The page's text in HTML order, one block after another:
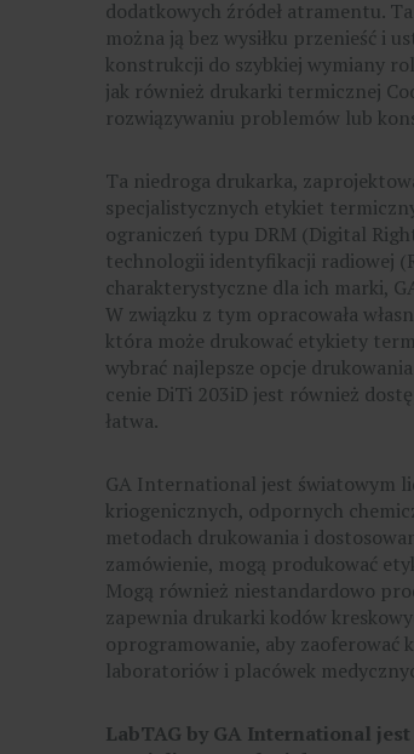
dodatkowych źródeł atramentu.
można ją bez wysiłku przenieść i
konstrukcji do szybkiej wymiany
jak również drukarki termicznej
rozwiązywaniu problemów lub
Ta niedroga drukarka,
specjalistycznych etykiet
ograniczeń typu DRM (Digital
technologii identyfikacji radiowej
charakterystyczne dla ich marki,
W związku z tym opracowała
która może drukować etykiety
wybrać najlepsze opcje
cenie DiTi 203iD jest również
łatwa.
GA International jest światowym
kriogenicznych, odpornych
metodach drukowania i
zamówienie, mogą produkować
Mogą również niestandardowo
zapewnia drukarki kodów
oprogramowanie, aby zaoferować
laboratoriów i placówek
LabTAG by GA International